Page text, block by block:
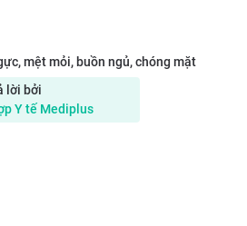
mệt mỏi, buồn ngủ, chóng mặt
lời bởi
Y tế Mediplus